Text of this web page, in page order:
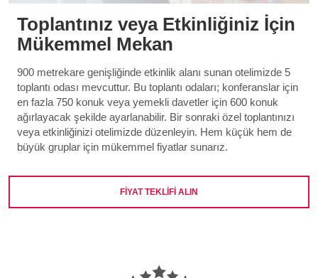
Toplantınız veya Etkinliğiniz İçin
Mükemmel Mekan
900 metrekare genişliğinde etkinlik alanı sunan otelimizde 5
toplantı odası mevcuttur. Bu toplantı odaları; konferanslar için
en fazla 750 konuk veya yemekli davetler için 600 konuk
ağırlayacak şekilde ayarlanabilir. Bir sonraki özel toplantınızı
veya etkinliğinizi otelimizde düzenleyin. Hem küçük hem de
büyük gruplar için mükemmel fiyatlar sunarız.
FİYAT TEKLİFİ ALIN